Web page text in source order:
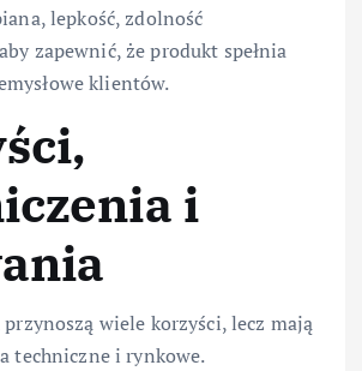
lepkość, zdolność
zapewnić, że produkt spełnia
klientów.
i
przynoszą wiele korzyści, lecz mają
techniczne i rynkowe.